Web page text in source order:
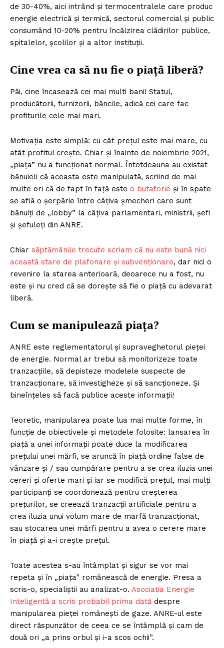
de 30-40%, aici intrând și termocentralele care produc
energie electrică și termică, sectorul comercial și public
consumând 10-20% pentru încălzirea clădirilor publice,
spitalelor, școlilor și a altor instituții.
Cine vrea ca să nu fie o piață liberă?
Păi, cine încasează cei mai multi bani! Statul,
producătorii, furnizorii, băncile, adică cei care fac
profiturile cele mai mari.
Motivația este simplă: cu cât prețul este mai mare, cu
atât profitul crește. Chiar și înainte de noiembrie 2021,
„piața” nu a funcționat normal. Întotdeauna au existat
bănuieli că aceasta este manipulată, scriind de mai
multe ori că de fapt în față este o butaforie și în spate
se află o șerpărie între câțiva șmecheri care sunt
bănuiți de „lobby” la câțiva parlamentari, ministrii, șefi
și șefuleți din ANRE.
Chiar săptămânile trecute scriam că nu este bună nici
această stare de plafonare și subvenționare, dar nici o
revenire la starea anterioară, deoarece nu a fost, nu
este și nu cred că se dorește să fie o piață cu adevarat
liberă.
Cum se manipulează piața?
ANRE este reglementatorul și supraveghetorul pieței
de energie. Normal ar trebui să monitorizeze toate
tranzacțiile, să depisteze modelele suspecte de
tranzacționare, să investigheze și să sancționeze. Și
bineînțeles să facă publice aceste informații!
Teoretic, manipularea poate lua mai multe forme, în
funcție de obiectivele și metodele folosite: lansarea în
piață a unei informații poate duce la modificarea
prețului unei mărfi, se aruncă în piață ordine false de
vânzare și / sau cumpărare pentru a se crea iluzia unei
cereri și oferte mari și iar se modifică prețul, mai mulți
participanți se coordonează pentru creșterea
prețurilor, se creează tranzacții artificiale pentru a
crea iluzia unui volum mare de marfă tranzacționat,
sau stocarea unei mărfi pentru a avea o cerere mare
în piață și a-i crește prețul.
Toate acestea s-au întâmplat și sigur se vor mai
repeta și în „piața” românească de energie. Presa a
scris-o, specialiștii au analizat-o. Asociatia Energie
Inteligentă a scris probabil prima dată despre
manipularea pieței românești de gaze. ANRE-ul este
direct răspunzător de ceea ce se întâmplă și cam de
două ori „a prins orbul și i-a scos ochii”.